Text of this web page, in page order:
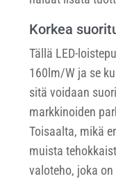
Korkea
Tällä LED-
160lm/W ja se
sitä voidaan
markkinoiden
Toisaalta, mikä
muista
valoteho, joka